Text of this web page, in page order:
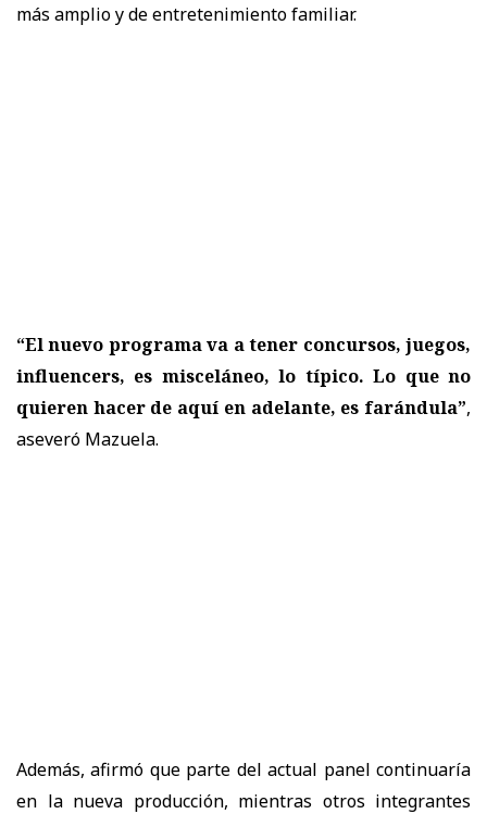
más amplio y de entretenimiento familiar.
“El nuevo programa va a tener concursos, juegos,
influencers, es misceláneo, lo típico. Lo que no
quieren hacer de aquí en adelante, es farándula”,
aseveró Mazuela.
Además, afirmó que parte del actual panel continuaría
en la nueva producción, mientras otros integrantes